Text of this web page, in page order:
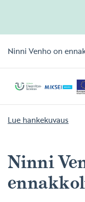
Ninni Venho on
Lue hankekuvaus
Ninni